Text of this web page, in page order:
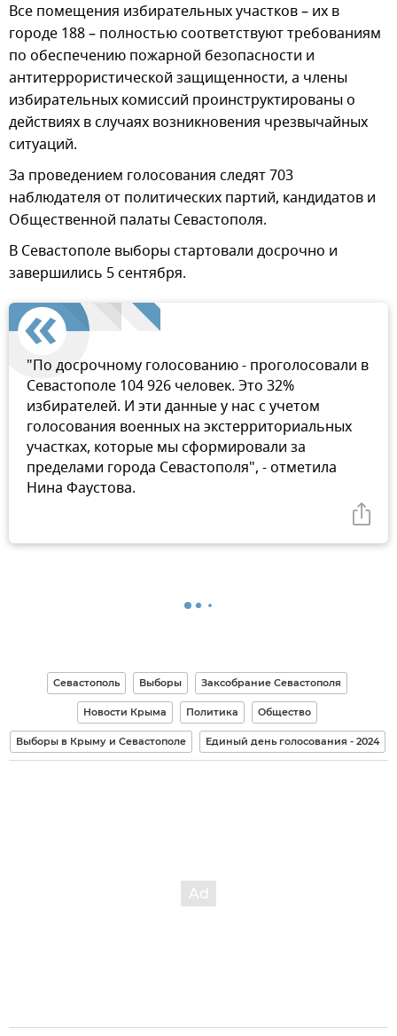
Все помещения избирательных участков – их в
городе 188 – полностью соответствуют требованиям
по обеспечению пожарной безопасности и
антитеррористической защищенности, а члены
избирательных комиссий проинструктированы о
действиях в случаях возникновения чрезвычайных
ситуаций.
За проведением голосования следят 703
наблюдателя от политических партий, кандидатов и
Общественной палаты Севастополя.
В Севастополе выборы стартовали досрочно и
завершились 5 сентября.
"По досрочному голосованию - проголосовали в
Севастополе 104 926 человек. Это 32%
избирателей. И эти данные у нас с учетом
голосования военных на экстерриториальных
участках, которые мы сформировали за
пределами города Севастополя", - отметила
Нина Фаустова.
Севастополь Выборы Заксобрание Севастополя
Новости Крыма Политика Общество
Выборы в Крыму и Севастополе Единый день голосования - 2024